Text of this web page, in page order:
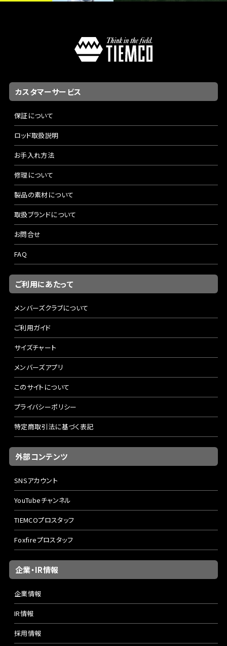
カスタマーサービス
保証について
ロッド取扱説明
お手入れ方法
修理について
製品の素材について
取扱ブランドについて
お問合せ
FAQ
ご利用にあたって
メンバーズクラブについて
ご利用ガイド
サイズチャート
メンバーズアプリ
このサイトについて
プライバシーポリシー
特定商取引法に基づく表記
外部コンテンツ
SNSアカウント
YouTubeチャンネル
TIEMCOプロスタッフ
Foxfireプロスタッフ
企業・IR情報
企業情報
IR情報
採用情報